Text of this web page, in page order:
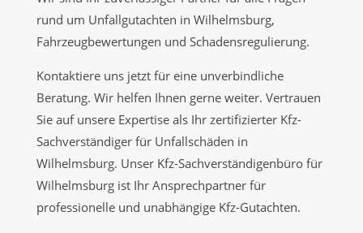
rund um Unfallgutachten in Wilhelmsburg,
Fahrzeugbewertungen und Schadensregulierung.
Kontaktiere uns jetzt für eine unverbindliche
Beratung. Wir helfen Ihnen gerne weiter. Vertrauen
Sie auf unsere Expertise als Ihr zertifizierter Kfz-
Sachverständiger für Unfallschäden in
Wilhelmsburg. Unser Kfz-Sachverständigenbüro für
Wilhelmsburg ist Ihr Ansprechpartner für
professionelle und unabhängige Kfz-Gutachten.